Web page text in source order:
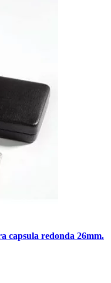
capsula redonda 26mm.